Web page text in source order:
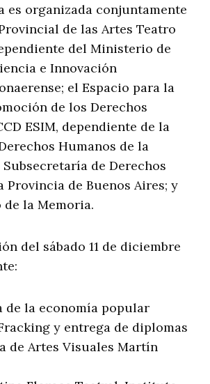
es organizada conjuntamente
de las Artes Teatro
del Ministerio de
e Innovación
el Espacio para la
de los Derechos
ESIM, dependiente de la
Humanos de la
de Derechos
Provincia de Buenos Aires; y
la Memoria.
del sábado 11 de diciembre
de la economía popular
y entrega de diplomas
de Artes Visuales Martín